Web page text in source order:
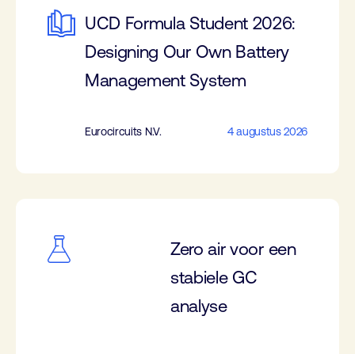
UCD Formula Student 2026:
Designing Our Own Battery
Management System
Eurocircuits N.V. 4 augustus 2026
Zero air voor een
stabiele GC
analyse